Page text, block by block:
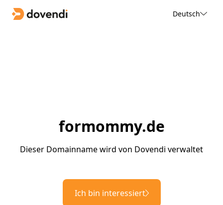
Deutsch
formommy.de
Dieser Domainname wird von Dovendi verwaltet
Ich bin interessiert